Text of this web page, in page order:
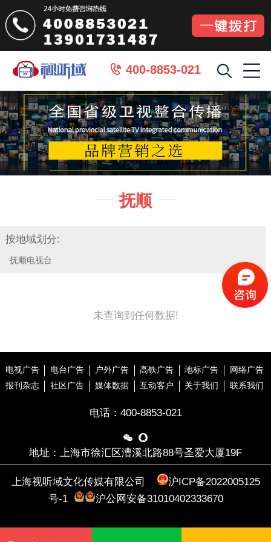
 400-8853-021
 抚顺 
按地域划分:
抚顺电视台
未查询到任何数据!
电视广告 电台广告 户外广告 高铁广告 地标广告
网络广告
报刊杂志
社区广告 媒体数据 互动客户 关于我们 联系我们
电话： 400-8853-021
 
地址：上海市徐汇区漕溪北路88号圣爱大厦19F
上海视听域文化传媒有限公司
沪ICP备2022005125
号-1
沪公网安备31010402333670